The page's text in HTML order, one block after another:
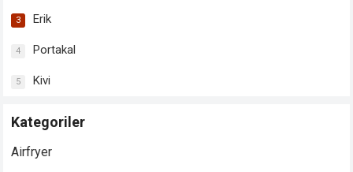
3 Erik
4 Portakal
5 Kivi
Kategoriler
Airfryer